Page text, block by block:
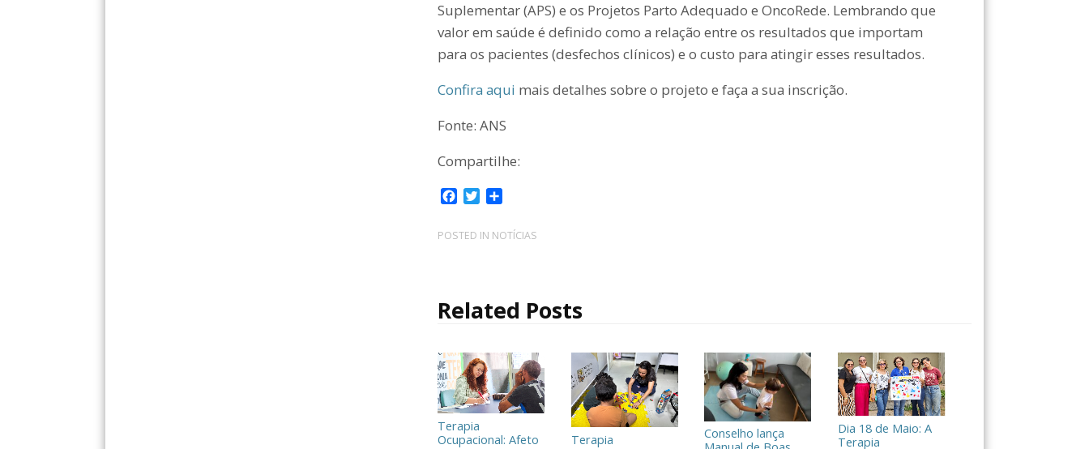
Suplementar (APS) e os Projetos Parto Adequado e OncoRede. Lembrando que
valor em saúde é definido como a relação entre os resultados que importam
para os pacientes (desfechos clínicos) e o custo para atingir esses resultados.
Confira aqui mais detalhes sobre o projeto e faça a sua inscrição.
Fonte: ANS
Compartilhe:
F
c
e
k
T
i
t
C
m
p
i
a
r
POSTED IN NOTÍCIAS
Related Posts
Terapia
Ocupacional: Afeto
Terapia
Conselho lança
Dia 18 de Maio: A
Terapia